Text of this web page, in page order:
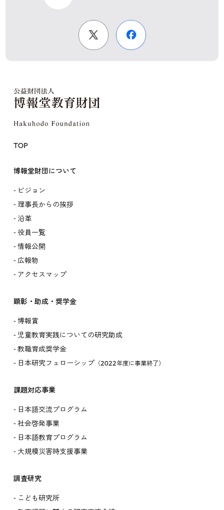
TOP
博報堂財団について
ビジョン
理事長からの挨拶
沿革
役員一覧
情報公開
広報物
アクセスマップ
顕彰・助成・奨学金
博報賞
児童教育実践についての研究助成
教職育成奨学金
日本研究フェローシップ（2022年度に事業終了）
課題対応事業
日本語交流プログラム
社会啓発事業
日本語教育プログラム
大規模災害時支援事業
調査研究
こども研究所